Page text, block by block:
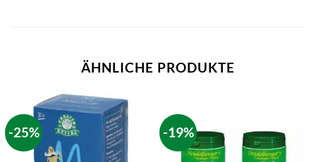
ÄHNLICHE PRODUKTE
-25% -19%